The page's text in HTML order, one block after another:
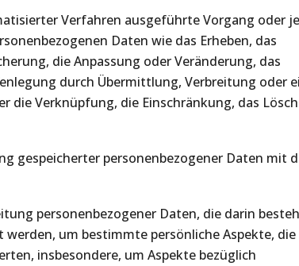
Verfahren ausgeführte Vorgang oder
Daten wie das Erheben, das
die Anpassung oder Veränderung, das
durch Übermittlung, Verbreitung oder
die Verknüpfung, die Einschränkung, das
gespeicherter personenbezogener Daten mit
personenbezogener Daten, die darin
um bestimmte persönliche Aspekte, die
insbesondere, um Aspekte bezüglich